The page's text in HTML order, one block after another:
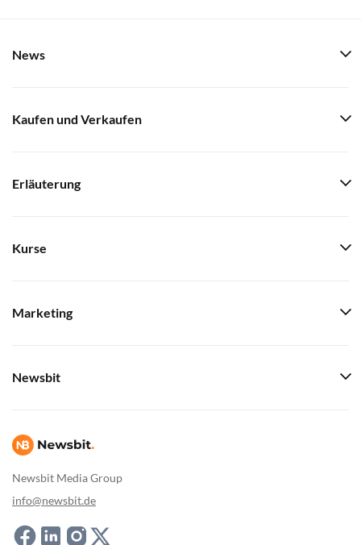
Newsbit Media Group
info@newsbit.de
News
Kaufen und Verkaufen
Erläuterung
Kurse
Marketing
Newsbit